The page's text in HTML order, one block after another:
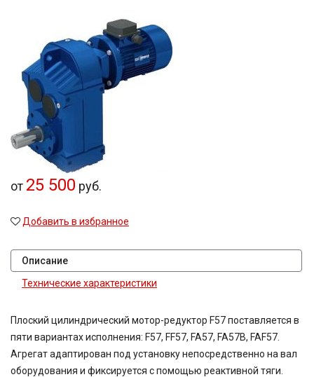
от 25 500 руб.
Добавить в избранное
Описание
Технические характеристики
Плоский цилиндрический мотор-редуктор F57 поставляется в
пяти вариантах исполнения: F57, FF57, FA57, FA57B, FAF57.
Агрегат адаптирован под установку непосредственно на вал
оборудования и фиксируется с помощью реактивной тяги.